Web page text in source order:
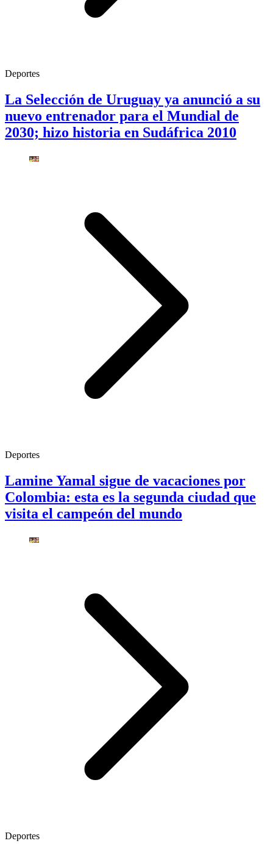
Deportes
La Selección de Uruguay ya anunció a su
nuevo entrenador para el Mundial de
2030; hizo historia en Sudáfrica 2010
Deportes
Lamine Yamal sigue de vacaciones por
Colombia: esta es la segunda ciudad que
visita el campeón del mundo
Deportes